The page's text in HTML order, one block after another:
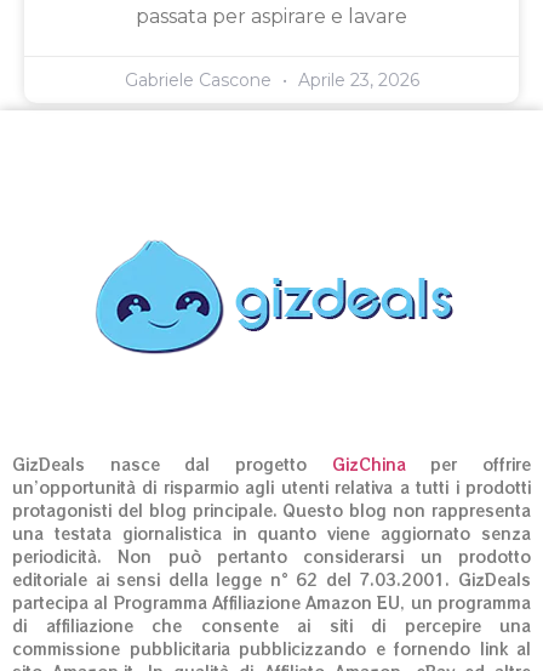
passata per aspirare e lavare
Gabriele Cascone Aprile 23, 2026
GizDeals nasce dal progetto GizChinaper offrire
un’opportunità di risparmio agli utenti relativa a tutti i prodotti
protagonisti del blog principale. Questo blog non rappresenta
una testata giornalistica in quanto viene aggiornato senza
periodicità. Non può pertanto considerarsi un prodotto
editoriale ai sensi della legge n° 62 del 7.03.2001. GizDeals
partecipa al Programma Affiliazione Amazon EU, un programma
di affiliazione che consente ai siti di percepire una
commissione pubblicitaria pubblicizzando e fornendo link al